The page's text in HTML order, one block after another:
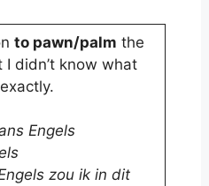
to pawn/palm the
I didn’t know what
Engels
zou ik in dit